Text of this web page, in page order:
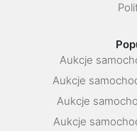
Aukcje
Aukcje
Aukcje
Aukcje